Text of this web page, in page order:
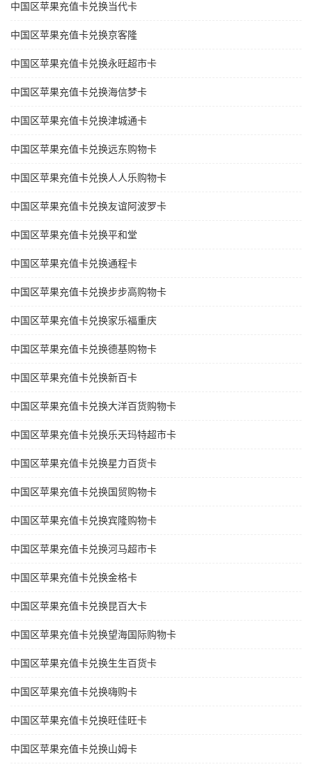
中国区苹果充值卡兑换当代卡
中国区苹果充值卡兑换京客隆
中国区苹果充值卡兑换永旺超市卡
中国区苹果充值卡兑换海信梦卡
中国区苹果充值卡兑换津城通卡
中国区苹果充值卡兑换远东购物卡
中国区苹果充值卡兑换人人乐购物卡
中国区苹果充值卡兑换友谊阿波罗卡
中国区苹果充值卡兑换平和堂
中国区苹果充值卡兑换通程卡
中国区苹果充值卡兑换步步高购物卡
中国区苹果充值卡兑换家乐福重庆
中国区苹果充值卡兑换德基购物卡
中国区苹果充值卡兑换新百卡
中国区苹果充值卡兑换大洋百货购物卡
中国区苹果充值卡兑换乐天玛特超市卡
中国区苹果充值卡兑换星力百货卡
中国区苹果充值卡兑换国贸购物卡
中国区苹果充值卡兑换宾隆购物卡
中国区苹果充值卡兑换河马超市卡
中国区苹果充值卡兑换金格卡
中国区苹果充值卡兑换昆百大卡
中国区苹果充值卡兑换望海国际购物卡
中国区苹果充值卡兑换生生百货卡
中国区苹果充值卡兑换嗨购卡
中国区苹果充值卡兑换旺佳旺卡
中国区苹果充值卡兑换山姆卡